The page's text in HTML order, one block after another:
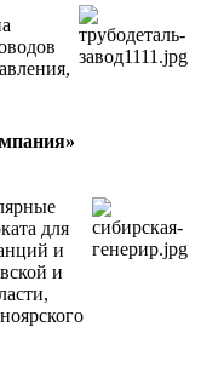
для
и
и